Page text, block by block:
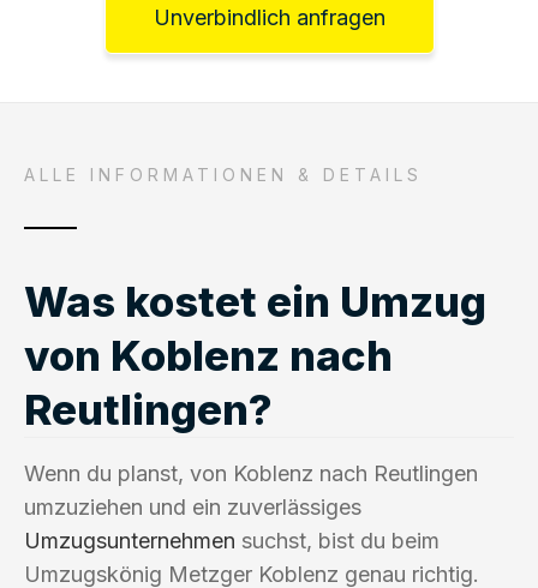
Unverbindlich anfragen
ALLE INFORMATIONEN & DETAILS
Was kostet ein Umzug
von Koblenz nach
Reutlingen?
Wenn du planst, von Koblenz nach Reutlingen
umzuziehen und ein zuverlässiges
Umzugsunternehmen suchst, bist du beim
Umzugskönig Metzger Koblenz genau richtig.